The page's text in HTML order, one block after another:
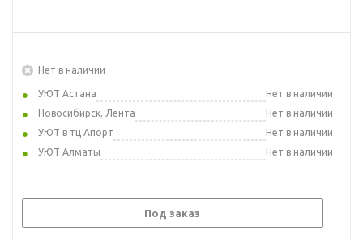
Нет в наличии
УЮТ Астана
Нет в наличии
Новосибирск, Лента
Нет в наличии
УЮТ в тц Апорт
Нет в наличии
УЮТ Алматы
Нет в наличии
Под заказ